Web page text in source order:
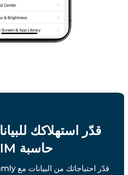
قدّر استهلاكك
حاسبة eSIM